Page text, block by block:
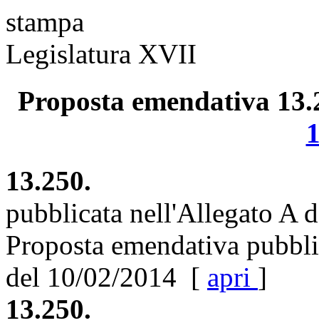
stampa
Legislatura XVII
Proposta emendativa
13.250.
pubblicata nell'Allegato A
Proposta emendativa
del 10/02/2014 [ apri ]
13.250.